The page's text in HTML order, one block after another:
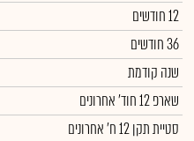
12 חודשים
36 חודשים
שנה קודמת
שארפ 12 חוד' אחרונים
סטיית תקן 12 ח' אחרונים